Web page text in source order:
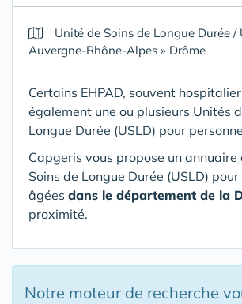
Unité de Soins de Longue Durée /
Auvergne-Rhône-Alpes » Drôme
Certains EHPAD, souvent
également une ou plusieurs Unités
Longue Durée (USLD) pour
Capgeris vous propose un annuaire
Soins de Longue Durée (USLD)
âgées dans le département de la
proximité.
Notre moteur de recherche